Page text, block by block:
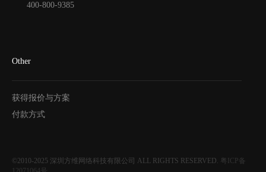
400-800-9385
Other
获得报价与方案
付款方式
©2010-2025 深圳方维网络科技有限公司 ALL RIGHTS RESERVED.
粤ICP备